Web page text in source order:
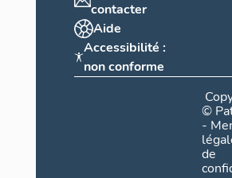
contacter
Aide
Accessibilité :
non conforme
©
-
de